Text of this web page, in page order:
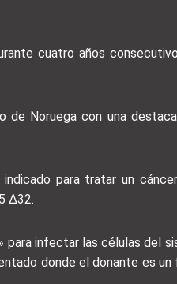
cuatro años
de Noruega con una
para tratar un
Δ32.
infectar las células del
donde el donante es un